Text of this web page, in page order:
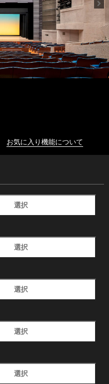
お気に入り機能について
選択
選択
選択
選択
選択